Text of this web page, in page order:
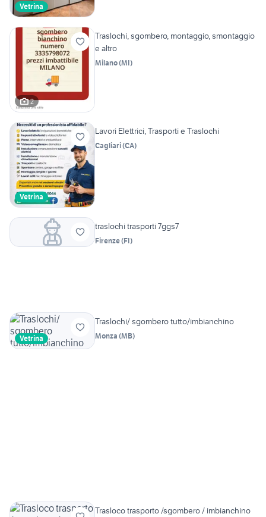
Vetrina
2
Traslochi, sgombero, montaggio, smontaggio
e altro
Milano(MI)
Vetrina
Lavori Elettrici, Trasporti e Traslochi
Cagliari(CA)
traslochi trasporti 7ggs7
Firenze(FI)
Vetrina
Traslochi/ sgombero tutto/imbianchino
Monza (MB)
Trasloco trasporto /sgombero / imbianchino